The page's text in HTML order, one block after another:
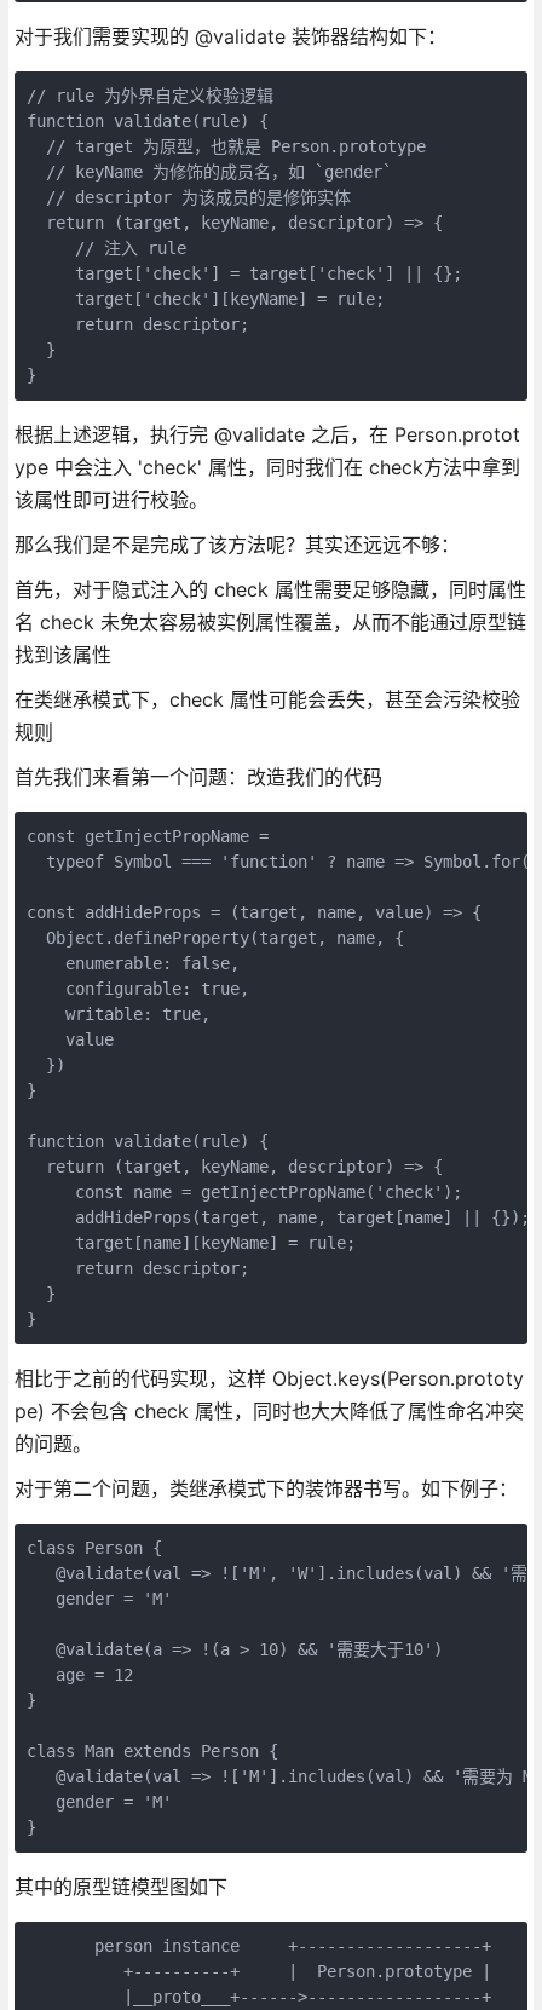
对于我们需要实现的 @validate 装饰器结构如下：
// rule 为外界自定义校验逻辑
function validate(rule) {
  // target 为原型，也就是 Person.prototype
  // keyName 为修饰的成员名，如 `gender`
  // descriptor 为该成员的是修饰实体
  return (target, keyName, descriptor) => {
     // 注入 rule
     target['check'] = target['check'] || {};
     target['check'][keyName] = rule;
     return descriptor;
  }
根据上述逻辑，执行完 @validate 之后，在 Person.protot
ype 中会注入 'check' 属性，同时我们在 check方法中拿到
该属性即可进行校验。
那么我们是不是完成了该方法呢？其实还远远不够：
首先，对于隐式注入的 check 属性需要足够隐藏，同时属性
名 check 未免太容易被实例属性覆盖，从而不能通过原型链
找到该属性
在类继承模式下，check 属性可能会丢失，甚至会污染校验
规则
首先我们来看第一个问题：改造我们的代码
const getInjectPropName =
typeof Symbol === 'function' ? name =>
const addHideProps = (target, name, value) => {
  Object.defineProperty(target, name, {
    enumerable: false,
    configurable: true,
    writable: true,
    value
  })
}
function validate(rule) {
  return (target, keyName, descriptor) => {
     const name = getInjectPropName('check');
     addHideProps(target, name, target[name] || {});
     target[name][keyName] = rule;
     return descriptor;
  }
相比于之前的代码实现，这样 Object.keys(Person.prototy
pe) 不会包含 check 属性，同时也大大降低了属性命名冲突
的问题。
对于第二个问题，类继承模式下的装饰器书写。如下例子：
class Person {
@validate(val => !['M', 'W'].includes(val) && '需
   gender = 'M'
   @validate(a => !(a > 10) && '需要大于10')
   age = 12
}
class Man extends Person {
@validate(val => !['M'].includes(val) && '需要为
   gender = 'M'
其中的原型链模型图如下
       person instance     +-------------------+
          +----------+     |  Person.prototype |
          |__proto___+------>------------------+